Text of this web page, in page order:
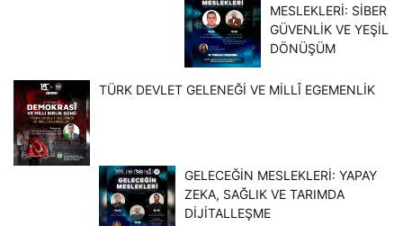
MESLEKLERİ: SİBER
GÜVENLİK VE YEŞİL
DÖNÜŞÜM
TÜRK DEVLET GELENEĞİ VE MİLLÎ EGEMENLİK
GELECEĞİN MESLEKLERİ: YAPAY
ZEKA, SAĞLIK VE TARIMDA
DİJİTALLEŞME